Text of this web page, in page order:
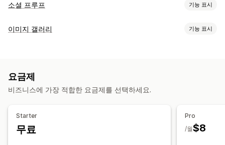
소셜 프루프 기능 표시
콘텐츠 유형
리뷰 수
분석
이미지 갤러리 기능 표시
슬라이더
모바일 반응형
요금제
비즈니스에 가장 적합한 요금제를 선택하세요.
Starter
무료
Pro
$8
/월